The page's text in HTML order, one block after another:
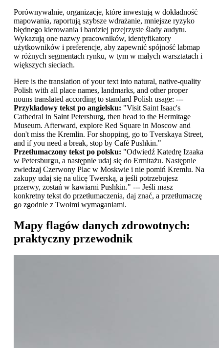
Porównywalnie, organizacje, które inwestują w dokładność
mapowania, raportują szybsze wdrażanie, mniejsze ryzyko
błędnego kierowania i bardziej przejrzyste ślady audytu.
Wykazują one nazwy pracowników, identyfikatory
użytkowników i preferencje, aby zapewnić spójność labmap
w różnych segmentach rynku, w tym w małych warsztatach i
większych sieciach.
Here is the translation of your text into natural, native-quality
Polish with all place names, landmarks, and other proper
nouns translated according to standard Polish usage: ---
Przykładowy tekst po angielsku: "Visit Saint Isaac's
Cathedral in Saint Petersburg, then head to the Hermitage
Museum. Afterward, explore Red Square in Moscow and
don't miss the Kremlin. For shopping, go to Tverskaya Street,
and if you need a break, stop by Café Pushkin."
Przetłumaczony tekst po polsku: "Odwiedź Katedrę Izaaka
w Petersburgu, a następnie udaj się do Ermitażu. Następnie
zwiedzaj Czerwony Plac w Moskwie i nie pomiń Kremlu. Na
zakupy udaj się na ulicę Twerską, a jeśli potrzebujesz
przerwy, zostań w kawiarni Pushkin." --- Jeśli masz
konkretny tekst do przetłumaczenia, daj znać, a przetłumaczę
go zgodnie z Twoimi wymaganiami.
Mapy flagów danych zdrowotnych:
praktyczny przewodnik